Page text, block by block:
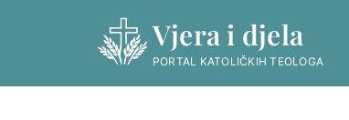
Vjera i djela
PORTAL KATOLIČKIH TEOLOGA